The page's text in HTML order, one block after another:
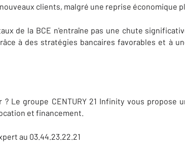
clients, malgré une reprise économique
de la BCE n'entraîne pas une chute
à des stratégies bancaires favorables et à
Le groupe CENTURY 21 Infinity vous propose
et financement.
au 03.44.23.22.21